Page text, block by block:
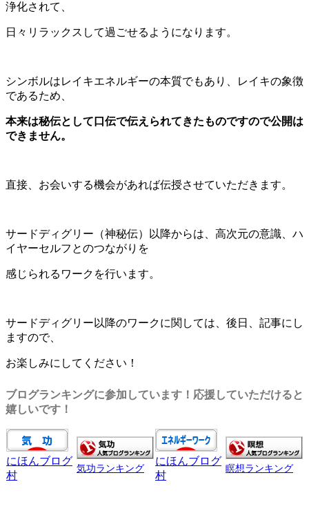
浄化されて、
日々リラックスして過ごせるようになります。
シンボルはレイキエネルギーの本質でもあり、レイキの象徴
であるため、
本来は秘伝として口伝で伝えられてきたものですので公開は
できません。
直接、お会いする機会があれば伝授させていただきます。
サードディグリー（神秘伝）以降からは、高次元の意識、ハ
イヤーセルフとのつながりを
感じられるワークを行います。
サードディグリー以降のワークに関しては、後日、記事にし
ますので、
お楽しみにしてください！
ブログランキングに参加しています！応援していただけると
嬉しいです！
にほんブログ
村
気功ランキング
にほんブログ
村
瞑想ランキング